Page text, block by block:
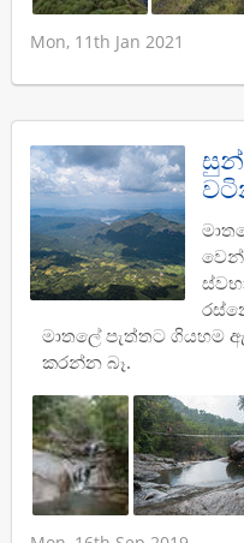
Mon, 11th Jan 2021
මාතලේ පැත්තට ගියහම
කරන්න බෑ.